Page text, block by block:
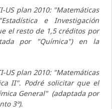
US plan 2010: "Matemáticas
e Investigación
el resto de 1,5 créditos por
por "Química") en la
US plan 2010: "Matemáticas
II". Podré solicitar que el
General" (adaptada por
3º).